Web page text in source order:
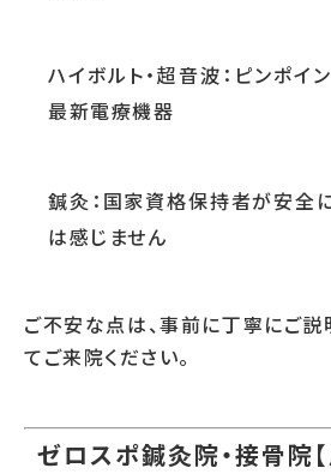
ハイボルト・超音波：ピンポイ
最新電療機器
鍼灸：国家資格保持者が安全
は感じません
ご不安な点は、事前に丁寧にご説
てご来院ください。
ゼロスポ鍼灸院・接骨院